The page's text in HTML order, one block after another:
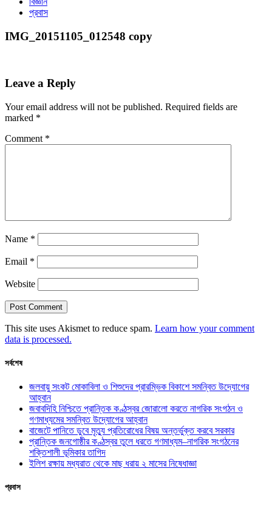
প্রবাস
IMG_20151105_012548 copy
Leave a Reply
Your email address will not be published. Required fields are
marked *
Comment *
Name *
Email *
Website
This site uses Akismet to reduce spam. Learn how your comment
data is processed.
সর্বশেষ
জলবায়ু সংকট মোকাবিলা ও শিশুদের প্রারম্ভিক বিকাশে সমন্বিত উদ্যোগের
আহ্বান
জবাবদিহি নিশ্চিতে প্রান্তিক কণ্ঠস্বর জোরালো করতে নাগরিক সংগঠন ও
গণমাধ্যমের সমন্বিত উদ্যোগের আহ্বান
বাজেটে পানিতে ডুবে মৃত্যু প্রতিরোধের বিষয় অন্তর্ভুক্ত করবে সরকার
প্রান্তিক জনগোষ্ঠীর কণ্ঠস্বর তুলে ধরতে গণমাধ্যম–নাগরিক সংগঠনের
শক্তিশালী ভূমিকার তাগিদ
ইলিশ রক্ষায় মধ্যরাত থেকে মাছ ধরায় ২ মাসের নিষেধাজ্ঞা
প্রবাস